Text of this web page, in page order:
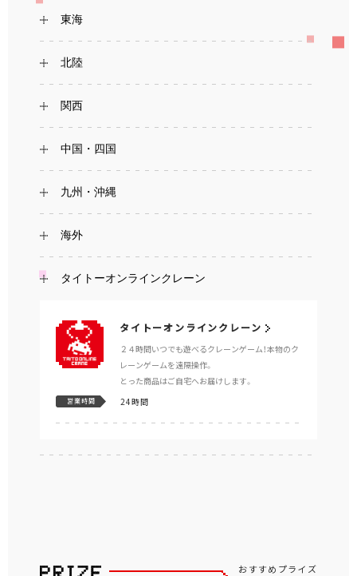
東海
北陸
関西
中国・四国
九州・沖縄
海外
タイトーオンラインクレーン
タイトーオンラインクレーン
２４時間いつでも遊べるクレーンゲーム！本物のク
レーンゲームを遠隔操作。
とった商品はご自宅へお届けします。
営業時間 24時間
おすすめプライズ